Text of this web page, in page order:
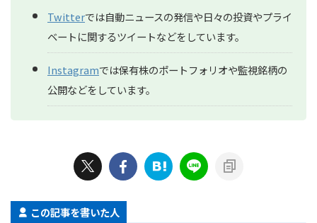
Twitterでは自動ニュースの発信や日々の投資やプライ
ベートに関するツイートなどをしています。
Instagramでは保有株のポートフォリオや監視銘柄の
公開などをしています。
この記事を書いた人